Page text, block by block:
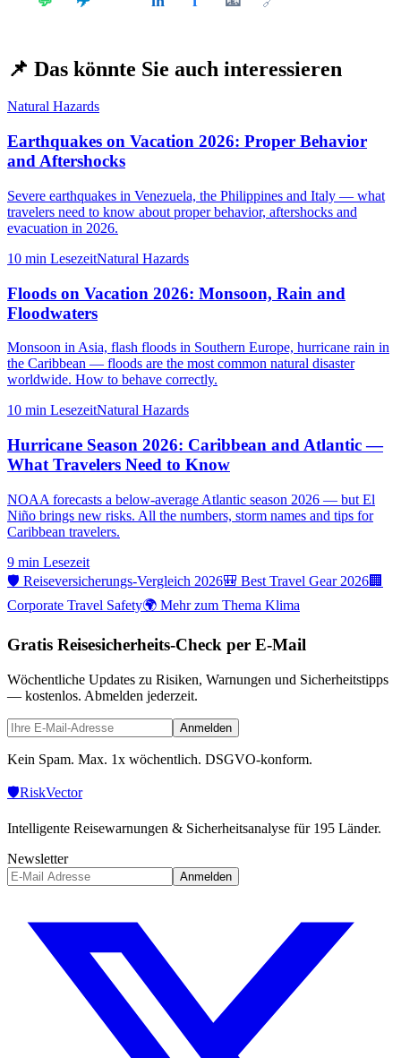
📌 Das könnte Sie auch interessieren
Natural Hazards
Earthquakes on Vacation 2026: Proper Behavior
and Aftershocks
Severe earthquakes in Venezuela, the Philippines and Italy — what
travelers need to know about proper behavior, aftershocks and
evacuation in 2026.
10 min LesezeitNatural Hazards
Floods on Vacation 2026: Monsoon, Rain and
Floodwaters
Monsoon in Asia, flash floods in Southern Europe, hurricane rain in
the Caribbean — floods are the most common natural disaster
worldwide. How to behave correctly.
10 min LesezeitNatural Hazards
Hurricane Season 2026: Caribbean and Atlantic —
What Travelers Need to Know
NOAA forecasts a below-average Atlantic season 2026 — but El
Niño brings new risks. All the numbers, storm names and tips for
Caribbean travelers.
9 min Lesezeit
🛡️ Reiseversicherungs-Vergleich 2026🎒 Best Travel Gear 2026🏢
Corporate Travel Safety🌍 Mehr zum Thema Klima
Gratis Reisesicherheits-Check per E-Mail
Wöchentliche Updates zu Risiken, Warnungen und Sicherheitstipps
— kostenlos. Abmelden jederzeit.
Anmelden
Kein Spam. Max. 1x wöchentlich. DSGVO-konform.
🛡️RiskVector
Intelligente Reisewarnungen & Sicherheitsanalyse für 195 Länder.
Newsletter
Anmelden